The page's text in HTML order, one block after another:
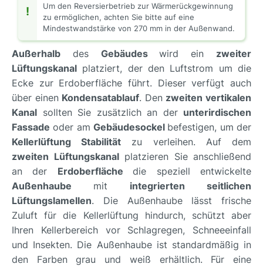
!
Um den Reversierbetrieb zur Wärmerückgewinnung
zu ermöglichen, achten Sie bitte auf eine
Mindestwandstärke von 270 mm in der Außenwand.
Außerhalb des Gebäudeswird ein zweiter
Lüftungskanal platziert, der den Luftstrom um die
Ecke zur Erdoberfläche führt. Dieser verfügt auch
über einen Kondensatablauf. Den zweiten vertikalen
Kanal sollten Sie zusätzlich an der unterirdischen
Fassade oder am Gebäudesockel befestigen, um der
Kellerlüftung Stabilität zu verleihen. Auf dem
zweiten Lüftungskanalplatzieren Sie anschließend
an der Erdoberflächedie speziell entwickelte
Außenhaube mit integrierten seitlichen
Lüftungslamellen. Die Außenhaube lässt frische
Zuluft für die Kellerlüftung hindurch, schützt aber
Ihren Kellerbereich vor Schlagregen, Schneeeinfall
und Insekten. Die Außenhaube ist standardmäßig in
den Farben grau und weiß erhältlich. Für eine